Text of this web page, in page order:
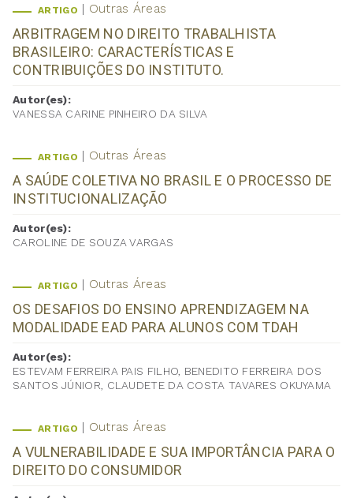
ARTIGO Outras Áreas
ARBITRAGEM NO DIREITO TRABALHISTA
BRASILEIRO: CARACTERÍSTICAS E
CONTRIBUIÇÕES DO INSTITUTO.
Autor(es):
VANESSA CARINE PINHEIRO DA SILVA
ARTIGO Outras Áreas
A SAÚDE COLETIVA NO BRASIL E O PROCESSO DE
INSTITUCIONALIZAÇÃO
Autor(es):
CAROLINE DE SOUZA VARGAS
ARTIGO Outras Áreas
OS DESAFIOS DO ENSINO APRENDIZAGEM NA
MODALIDADE EAD PARA ALUNOS COM TDAH
Autor(es):
ESTEVAM FERREIRA PAIS FILHO, BENEDITO FERREIRA DOS
SANTOS JÚNIOR, CLAUDETE DA COSTA TAVARES OKUYAMA
ARTIGO Outras Áreas
A VULNERABILIDADE E SUA IMPORTÂNCIA PARA O
DIREITO DO CONSUMIDOR